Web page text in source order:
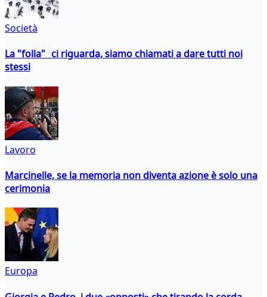
Società
La "folla" ci riguarda, siamo chiamati a dare tutti noi
stessi
Lavoro
Marcinelle, se la memoria non diventa azione è solo una
cerimonia
Europa